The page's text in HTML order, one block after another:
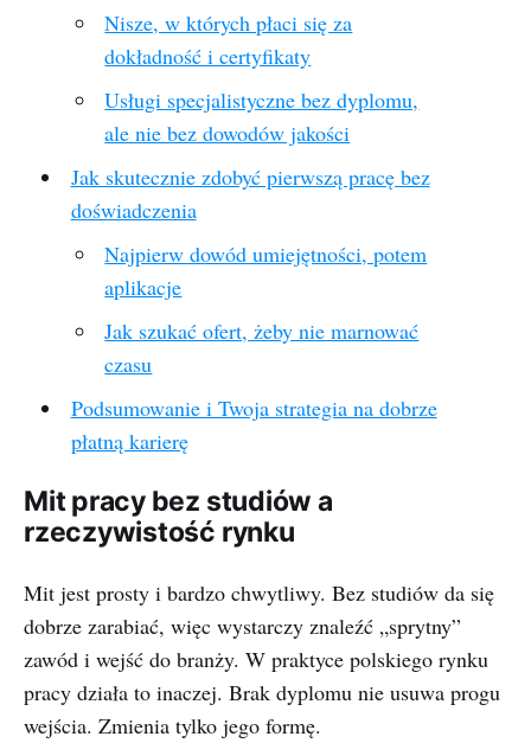
Nisze, w których płaci się za
dokładność i certyfikaty
Usługi specjalistyczne bez dyplomu,
ale nie bez dowodów jakości
Jak skutecznie zdobyć pierwszą pracę bez
doświadczenia
Najpierw dowód umiejętności, potem
aplikacje
Jak szukać ofert, żeby nie marnować
czasu
Podsumowanie i Twoja strategia na dobrze
płatną karierę
Mit pracy bez studiów a
rzeczywistość rynku
Mit jest prosty i bardzo chwytliwy. Bez studiów da się
dobrze zarabiać, więc wystarczy znaleźć „sprytny”
zawód i wejść do branży. W praktyce polskiego rynku
pracy działa to inaczej. Brak dyplomu nie usuwa progu
wejścia. Zmienia tylko jego formę.